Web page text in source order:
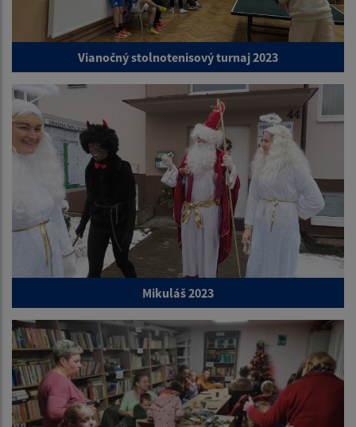
Vianočný stolnotenisový turnaj 2023
Mikuláš 2023